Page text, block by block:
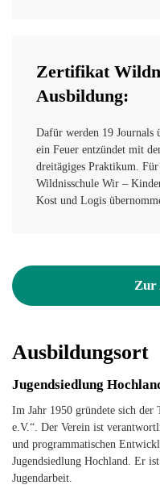
Zertifikat
Ausbildung:
Dafür werden 19 Journals
ein Feuer entzündet mit
dreitägiges Praktikum.
Wildnisschule Wir –
Kost und Logis
Zur
Ausbildungsort
Jugendsiedlung
Im Jahr 1950 gründete sich der
e.V.“. Der Verein ist
und programmatischen
Jugendsiedlung Hochland. Er
Jugendarbeit.